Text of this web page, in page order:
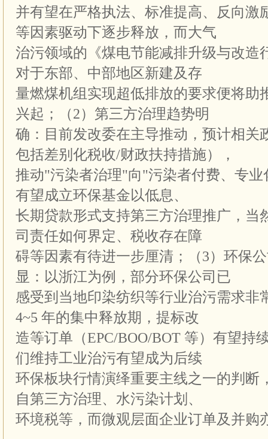
并有望在严格执法、标准提高、反向激
等因素驱动下逐步释放，而大气
治污领域的《煤电节能减排升级与改造
对于东部、中部地区新建及存
量燃煤机组实现超低排放的要求便将助
兴起；（2）第三方治理趋势明
确：目前发改委在主导推动，预计相关
包括差别化税收/财政扶持措施），
推动"污染者治理"向"污染者付费、专
有望成立环保基金以低息、
长期贷款形式支持第三方治理推广，当
司责任如何界定、税收存在障
碍等因素有待进一步厘清；（3）环保
显：以浙江为例，部分环保公司已
感受到当地印染纺织等行业治污需求非
4~5 年的集中释放期，提标改
造等订单（EPC/BOO/BOT 等）有望持
们维持工业治污有望成为后续
环保板块行情演绎重要主线之一的判断
自第三方治理、水污染计划、
环境税等，而微观层面企业订单及并购